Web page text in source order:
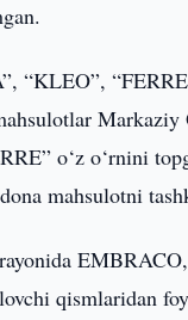
“KLEO”,
o‘z o‘rnini
mahsulotni
qismlaridan